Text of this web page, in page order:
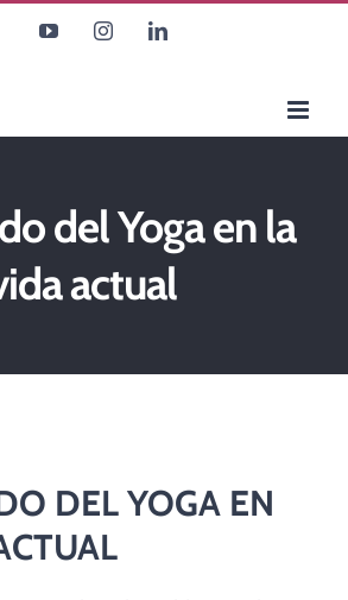
FacebookYouTubeInstagramLinkedIn
del Yoga en la
actual
DEL YOGA EN